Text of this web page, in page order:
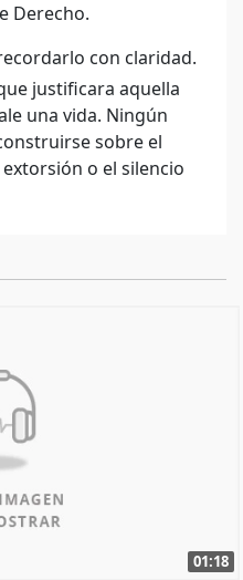
Derecho.
con claridad.
justificara aquella
una vida. Ningún
sobre el
o el silencio
01:18